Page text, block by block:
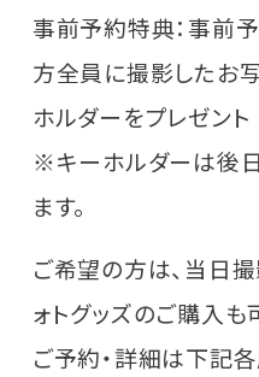
事前予約特典：事前
方全員に撮影したお
ホルダーをプレゼント
※キーホルダーは後
ます。
ご希望の方は、当日
ォトグッズのご購入も
ご予約・詳細は下記